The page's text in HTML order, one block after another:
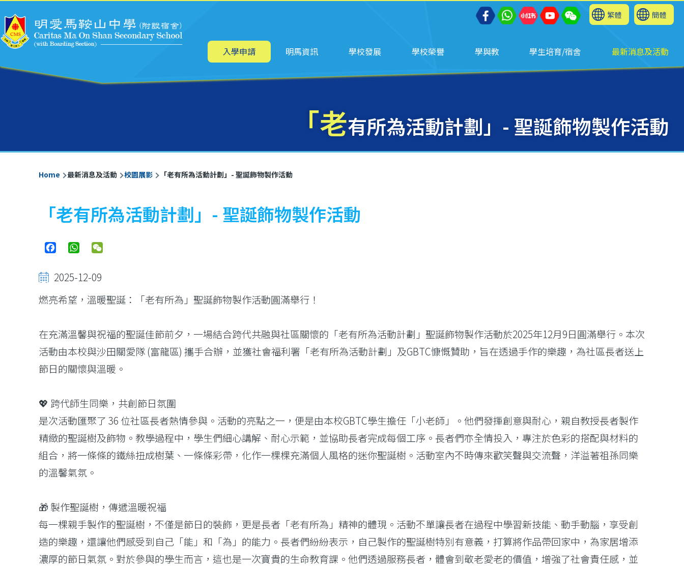
繁體 簡體
Main
入學申請 明馬資訊 學校發展 學校榮譽 學與教 學生培育/宿舍 最新消息及活動
「老有所為活動計劃」- 聖誕飾物製作活動
Breadcrumb
Home 最新消息及活動 校園展影 「老有所為活動計劃」- 聖誕飾物製作活動
「老有所為活動計劃」- 聖誕飾物製作活動
FacebookWhatsApp
2025-12-09
燃亮希望，溫暖聖誕：「老有所為」聖誕飾物製作活動圓滿舉行！
在充滿溫馨與祝福的聖誕佳節前夕，一場結合跨代共融與社區關懷的「老有所為活動計劃」聖誕飾物製作活動於2025年12月9日圓滿舉行。本次
活動由本校與沙田關愛隊 (富龍區) 攜手合辦，並獲社會福利署「老有所為活動計劃」及GBTC慷慨贊助，旨在透過手作的樂趣，為社區長者送上
節日的關懷與溫暖。
💖 跨代師生同樂，共創節日氛圍
是次活動匯聚了 36 位社區長者熱情參與。活動的亮點之一，便是由本校GBTC學生擔任「小老師」。他們發揮創意與耐心，親自教授長者製作
精緻的聖誕樹及飾物。教學過程中，學生們細心講解、耐心示範，並協助長者完成每個工序。長者們亦全情投入，專注於色彩的搭配與材料的
組合，將一條條的鐵絲扭成樹葉、一條條彩帶，化作一棵棵充滿個人風格的迷你聖誕樹。活動室內不時傳來歡笑聲與交流聲，洋溢著祖孫同樂
的溫馨氣氛。
🎁 製作聖誕樹，傳遞溫暖祝福
每一棵親手製作的聖誕樹，不僅是節日的裝飾，更是長者「老有所為」精神的體現。活動不單讓長者在過程中學習新技能、動手動腦，享受創
造的樂趣，還讓他們感受到自己「能」和「為」的能力。長者們紛紛表示，自己製作的聖誕樹特別有意義，打算將作品帶回家中，為家居增添
濃厚的節日氣氛。對於參與的學生而言，這也是一次寶貴的生命教育課。他們透過服務長者，體會到敬老愛老的價值，增強了社會責任感，並